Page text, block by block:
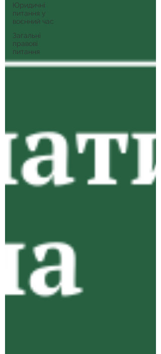
Юридичні
питання у
воєнний час
Загальні
правові
питання